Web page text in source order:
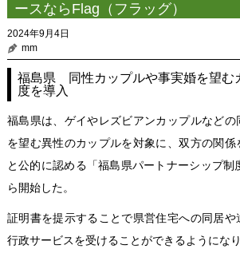
ースならFlag（フラッグ）
2024年9月4日
mm
福島県 同性カップルや事実婚を望む
度を導入
福島県は、ゲイやレズビアンカップルなど
を望む異性のカップルを対象に、双方の関
と公的に認める「福島県パートナーシップ
ら開始した。
証明書を提示することで県営住宅への同居
行政サービスを受けることができるようになり